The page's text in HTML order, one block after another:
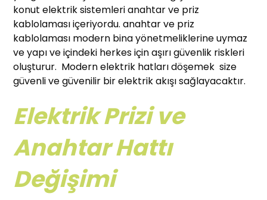
konut elektrik sistemleri anahtar ve priz
kablolaması içeriyordu. anahtar ve priz
kablolaması modern bina yönetmeliklerine uymaz
ve yapı ve içindeki herkes için aşırı güvenlik riskleri
oluşturur. Modern elektrik hatları döşemek size
güvenli ve güvenilir bir elektrik akışı sağlayacaktır.
Elektrik Prizi ve
Anahtar Hattı
Değişimi